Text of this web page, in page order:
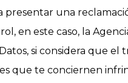
presentar una
en este caso, la
si considera que el
que te conciernen